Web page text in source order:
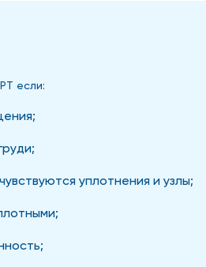
если:
уплотнения и узлы;